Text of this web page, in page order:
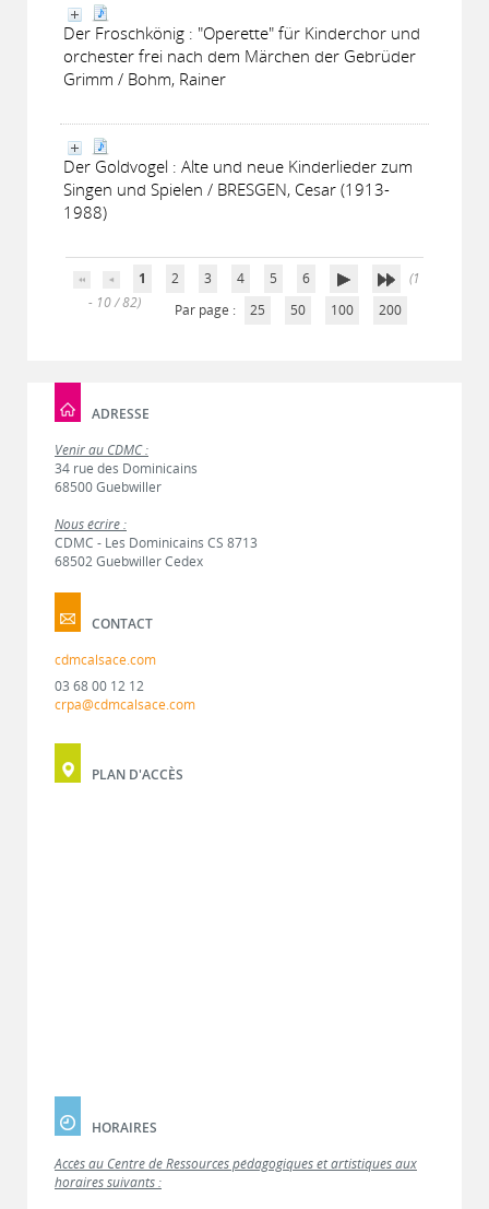
Der Froschkönig : "Operette" für Kinderchor und
orchester frei nach dem Märchen der Gebrüder
Grimm / Bohm, Rainer
Der Goldvogel : Alte und neue Kinderlieder zum
Singen und Spielen / BRESGEN, Cesar (1913-
1988)
1 2 3 4 5 6
(1
- 10 / 82)
Par page : 25 50 100 200
ADRESSE
Venir au CDMC :
34 rue des Dominicains
68500 Guebwiller
Nous écrire :
CDMC - Les Dominicains CS 8713
68502 Guebwiller Cedex
CONTACT
cdmcalsace.com
03 68 00 12 12
crpa@cdmcalsace.com
PLAN D'ACCÈS
HORAIRES
Accès au Centre de Ressources pédagogiques et artistiques aux
horaires suivants :